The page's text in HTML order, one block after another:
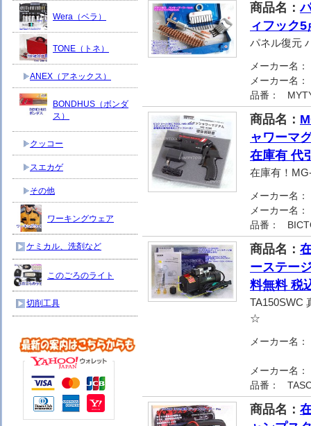
商品名：
ィフック
パネル復元
メーカー名：
メーカー名：
品番：
商品名：
ャワーマ
在庫有 代
在庫有！
メーカー名：
メーカー名：
品番：
商品名：
ーステー
料無料 税
TA150SWC
☆
メーカー名：
メーカー名：
品番：
商品名：
Wera（ベラ）
TONE（トネ）
ANEX（アネックス）
BONDHUS（ボンダ
ス）
クッコー
スエカゲ
その他
ワーキングウェア
ケミカル、洗剤など
このごろのライト
切削工具